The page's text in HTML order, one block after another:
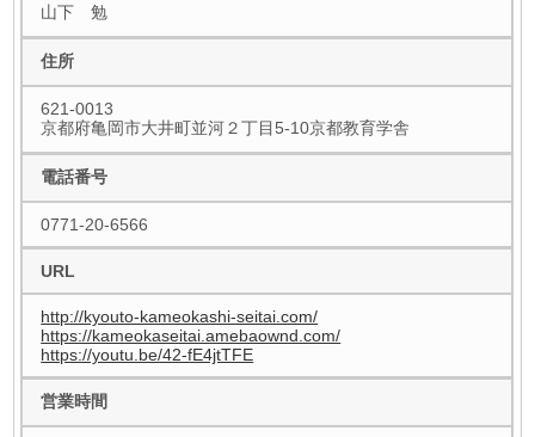
山下 勉
住所
621-0013
京都府亀岡市大井町並河２丁目5-10京都教育学舎
電話番号
0771-20-6566
URL
http://kyouto-kameokashi-seitai.com/
https://kameokaseitai.amebaownd.com/
https://youtu.be/42-fE4jtTFE
営業時間